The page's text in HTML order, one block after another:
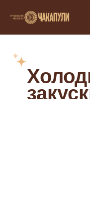
← Назад